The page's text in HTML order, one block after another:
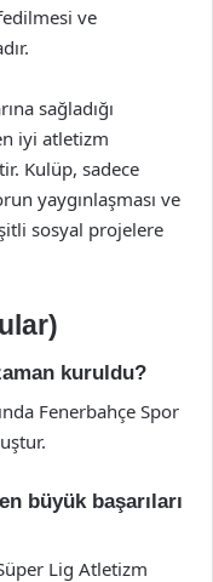
ve
sağladığı
iyi atletizm
Kulüp, sadece
yaygınlaşması ve
sosyal projelere
kuruldu?
Fenerbahçe Spor
büyük başarıları
Lig Atletizm